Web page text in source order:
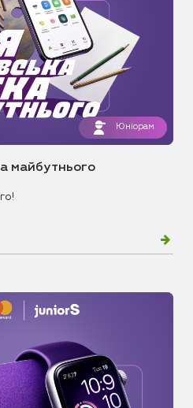
Юніорам
майбутнього